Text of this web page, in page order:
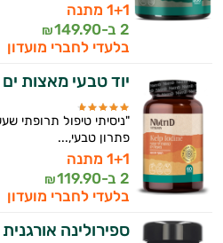
1+1 מתנה
2 ב-
149.90
₪
בלעדי לחברי מועדון
יוד טבעי מאצות ים | Kelp | נוטרי די
"ניסיתי טיפול תרופתי
פתרון טבעי,...
1+1 מתנה
2 ב-
119.90
₪
בלעדי לחברי מועדון
ספירולינה